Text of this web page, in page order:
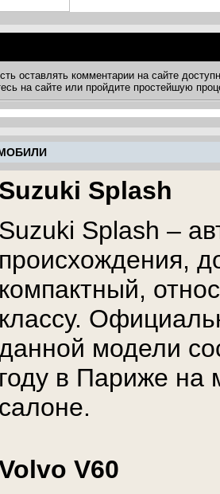
оставлять комментарии на сайте
на сайте или пройдите простейшую
Suzuki Splash
Suzuki Splash –
происхождения,
компактный,
классу.
модели
году в Париже на
салоне.
V60